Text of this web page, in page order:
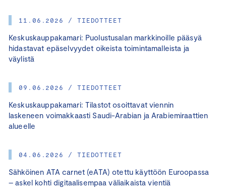
11.06.2026 / TIEDOTTEET
Keskuskauppakamari: Puolustusalan markkinoille pääsyä
hidastavat epäselvyydet oikeista toimintamalleista ja
väylistä
09.06.2026 / TIEDOTTEET
Keskuskauppakamari: Tilastot osoittavat viennin
laskeneen voimakkaasti Saudi-Arabian ja Arabiemiraattien
alueelle
04.06.2026 / TIEDOTTEET
Sähköinen ATA carnet (eATA) otettu käyttöön Euroopassa
– askel kohti digitaalisempaa väliaikaista vientiä